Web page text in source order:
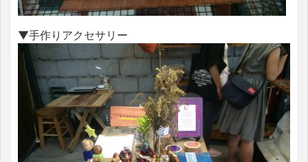
▼手作りアクセサリー